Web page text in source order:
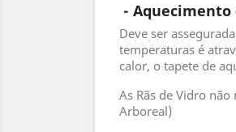
-
Deve ser
temperaturas é
calor, o tapete de
As Rãs de Vidro
Arboreal)